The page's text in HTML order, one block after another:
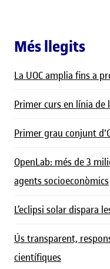
Més llegits
La UOC amplia fins a
Primer curs en línia de
Primer grau conjunt
OpenLab: més de 3
agents socioeconòmics
L’eclipsi solar dispara
Ús transparent,
científiques